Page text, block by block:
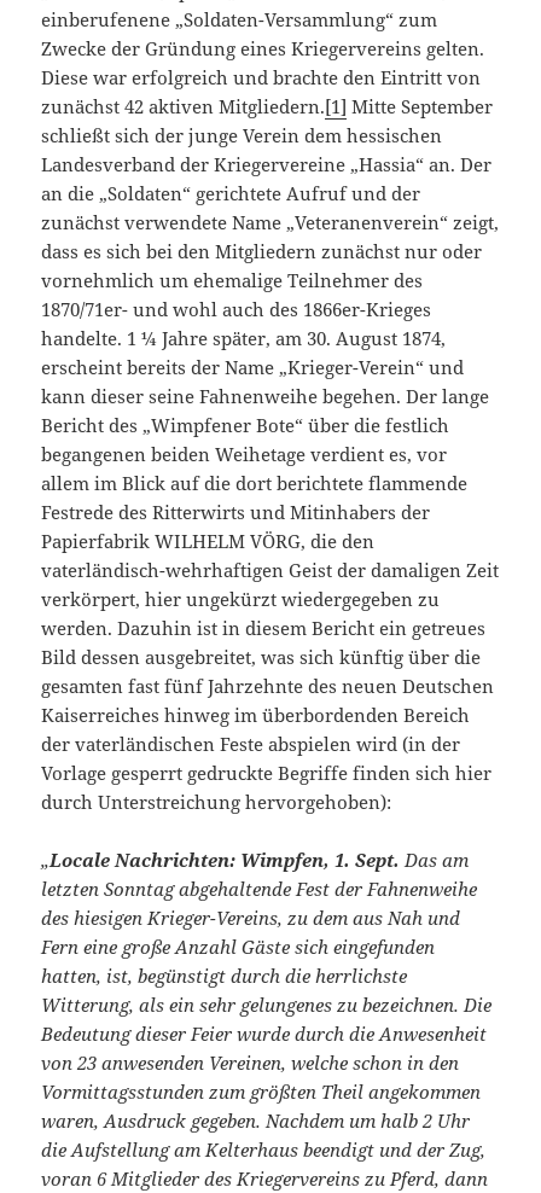
einberufenene „Soldaten-Versammlung“ zum
Zwecke der Gründung eines Kriegervereins gelten.
Diese war erfolgreich und brachte den Eintritt von
zunächst 42 aktiven Mitgliedern.[1] Mitte September
schließt sich der junge Verein dem hessischen
Landesverband der Kriegervereine „Hassia“ an. Der
an die „Soldaten“ gerichtete Aufruf und der
zunächst verwendete Name „Veteranenverein“ zeigt,
dass es sich bei den Mitgliedern zunächst nur oder
vornehmlich um ehemalige Teilnehmer des
1870/71er- und wohl auch des 1866er-Krieges
handelte. 1 ¼ Jahre später, am 30. August 1874,
erscheint bereits der Name „Krieger-Verein“ und
kann dieser seine Fahnenweihe begehen. Der lange
Bericht des „Wimpfener Bote“ über die festlich
begangenen beiden Weihetage verdient es, vor
allem im Blick auf die dort berichtete flammende
Festrede des Ritterwirts und Mitinhabers der
Papierfabrik WILHELM VÖRG, die den
vaterländisch-wehrhaftigen Geist der damaligen Zeit
verkörpert, hier ungekürzt wiedergegeben zu
werden. Dazuhin ist in diesem Bericht ein getreues
Bild dessen ausgebreitet, was sich künftig über die
gesamten fast fünf Jahrzehnte des neuen Deutschen
Kaiserreiches hinweg im überbordenden Bereich
der vaterländischen Feste abspielen wird (in der
Vorlage gesperrt gedruckte Begriffe finden sich hier
durch Unterstreichung hervorgehoben):
„Locale Nachrichten: Wimpfen, 1. Sept. Das am
letzten Sonntag abgehaltende Fest der Fahnenweihe
des hiesigen Krieger-Vereins, zu dem aus Nah und
Fern eine große Anzahl Gäste sich eingefunden
hatten, ist, begünstigt durch die herrlichste
Witterung, als ein sehr gelungenes zu bezeichnen. Die
Bedeutung dieser Feier wurde durch die Anwesenheit
von 23 anwesenden Vereinen, welche schon in den
Vormittagsstunden zum größten Theil angekommen
waren, Ausdruck gegeben. Nachdem um halb 2 Uhr
die Aufstellung am Kelterhaus beendigt und der Zug,
voran 6 Mitglieder des Kriegervereins zu Pferd, dann